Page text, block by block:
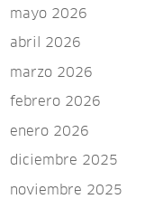
mayo 2026
abril 2026
marzo 2026
febrero 2026
enero 2026
diciembre 2025
noviembre 2025